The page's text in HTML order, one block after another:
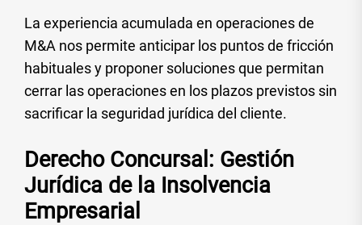
La experiencia acumulada en operaciones de
M&A nos permite anticipar los puntos de fricción
habituales y proponer soluciones que permitan
cerrar las operaciones en los plazos previstos sin
sacrificar la seguridad jurídica del cliente.
Derecho Concursal: Gestión
Jurídica de la Insolvencia
Empresarial